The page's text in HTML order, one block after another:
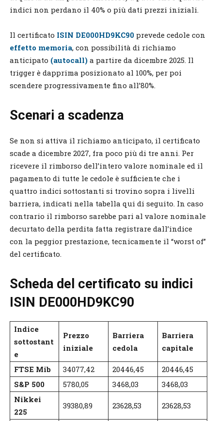
indici non perdano il 40% o più dati prezzi iniziali.
Il certificato ISIN DE000HD9KC90 prevede cedole con
effetto memoria, con possibilità di richiamo
anticipato (autocall) a partire da dicembre 2025. Il
trigger è dapprima posizionato al 100%, per poi
scendere progressivamente fino all’80%.
Scenari a scadenza
Se non si attiva il richiamo anticipato, il certificato
scade a dicembre 2027, fra poco più di tre anni. Per
ricevere il rimborso dell’intero valore nominale ed il
pagamento di tutte le cedole è sufficiente che i
quattro indici sottostanti si trovino sopra i livelli
barriera, indicati nella tabella qui di seguito. In caso
contrario il rimborso sarebbe pari al valore nominale
decurtato della perdita fatta registrare dall’indice
con la peggior prestazione, tecnicamente il “worst of”
del certificato.
Scheda del certificato su indici
ISIN DE000HD9KC90
Indice
sottostant
e
Prezzo
iniziale
Barriera
cedola
Barriera
capitale
FTSE Mib 34077,42 20446,45
20446,45
S&P 500
5780,05 3468,03
3468,03
Nikkei
225
39380,89 23628,53 23628,53